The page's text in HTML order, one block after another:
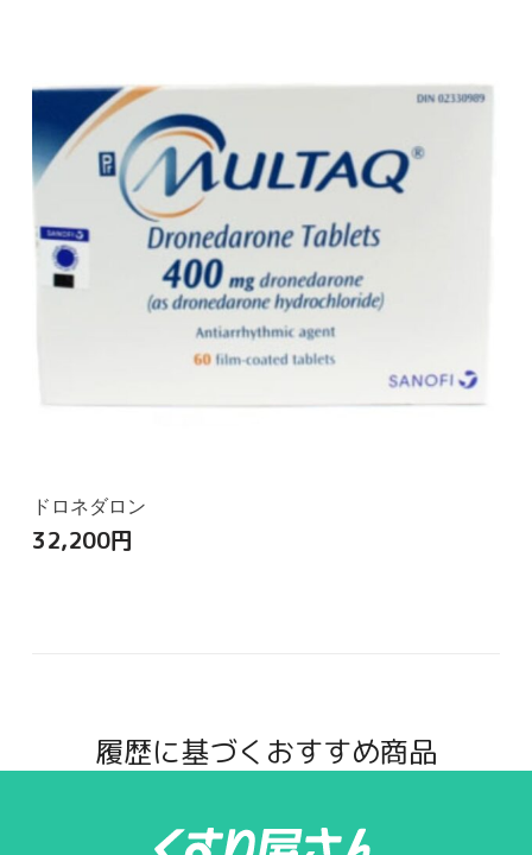
ドロネダロン
32,200円
履歴に基づくおすすめ商品